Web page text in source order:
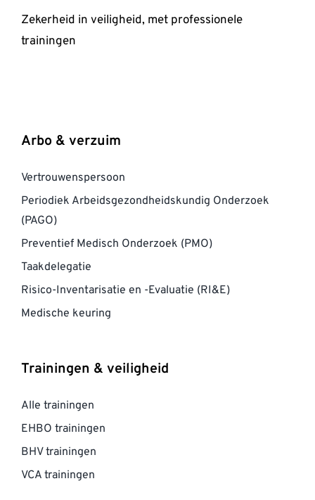
Zekerheid in veiligheid, met professionele
trainingen
Arbo & verzuim
Vertrouwenspersoon
Periodiek Arbeidsgezondheidskundig Onderzoek
(PAGO)
Preventief Medisch Onderzoek (PMO)
Taakdelegatie
Risico-Inventarisatie en -Evaluatie (RI&E)
Medische keuring
Trainingen & veiligheid
Alle trainingen
EHBO trainingen
BHV trainingen
VCA trainingen